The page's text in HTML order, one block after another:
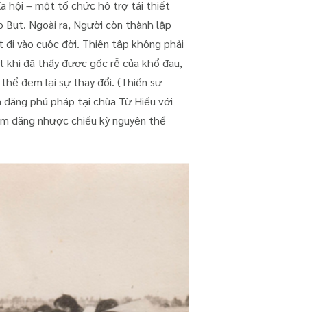
hội – một tổ chức hỗ trợ tái thiết
Ngoài ra, Người còn thành lập
vào cuộc đời. Thiền tập không phải
khi đã thấy được gốc rễ của khổ đau,
đem lại sự thay đổi. (Thiền sư
phú pháp tại chùa Từ Hiếu với
đăng nhược chiếu kỳ nguyên thể